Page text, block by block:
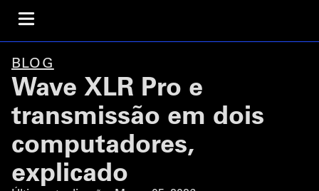
BLOG
Wave XLR Pro e
transmissão em dois
computadores,
explicado